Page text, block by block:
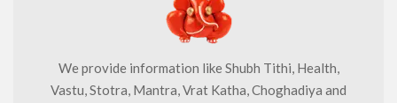
We provide information like Shubh Tithi, Health,
Vastu, Stotra, Mantra, Vrat Katha, Choghadiya and